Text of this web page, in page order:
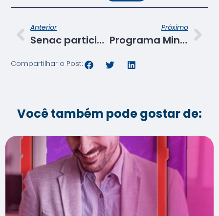
Anterior
Senac participa do Desafio Meu Pai é um Grande Chef
Próximo
Programa Miniempresa Senac / Junior Achievement
Compartilhar o Post:
Você também pode gostar de: